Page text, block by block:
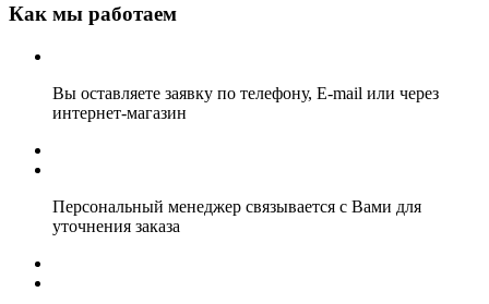
Как мы работаем
Вы оставляете заявку по телефону, E-mail или через
интернет-магазин
Персональный менеджер связывается с Вами для
уточнения заказа